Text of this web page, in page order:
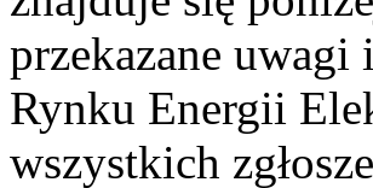
przekazane
Rynku Energii
wszystkich